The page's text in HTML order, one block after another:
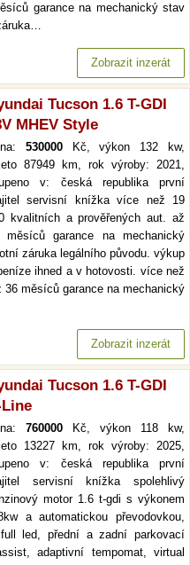
garance na mechanický stav
Zobrazit inzerát
Tucson 1.6 T-GDI
MHEV Style
530000Kč, výkon 132 kw,
87949 km, rok výroby: 2021,
v: česká republika první
servisní knížka více než 19
kvalitních a prověřených aut. až
měsíců garance na mechanický
záruka legálního původu. výkup
ihned a v hotovosti. více než
měsíců garance na mechanický
Zobrazit inzerát
Tucson 1.6 T-GDI
Line
760000 Kč, výkon 118 kw,
13227 km, rok výroby: 2025,
v: česká republika první
servisní knížka spolehlivý
motor 1.6 t-gdi s výkonem
a automatickou převodovkou,
led, přední a zadní parkovací
adaptivní tempomat, virtual